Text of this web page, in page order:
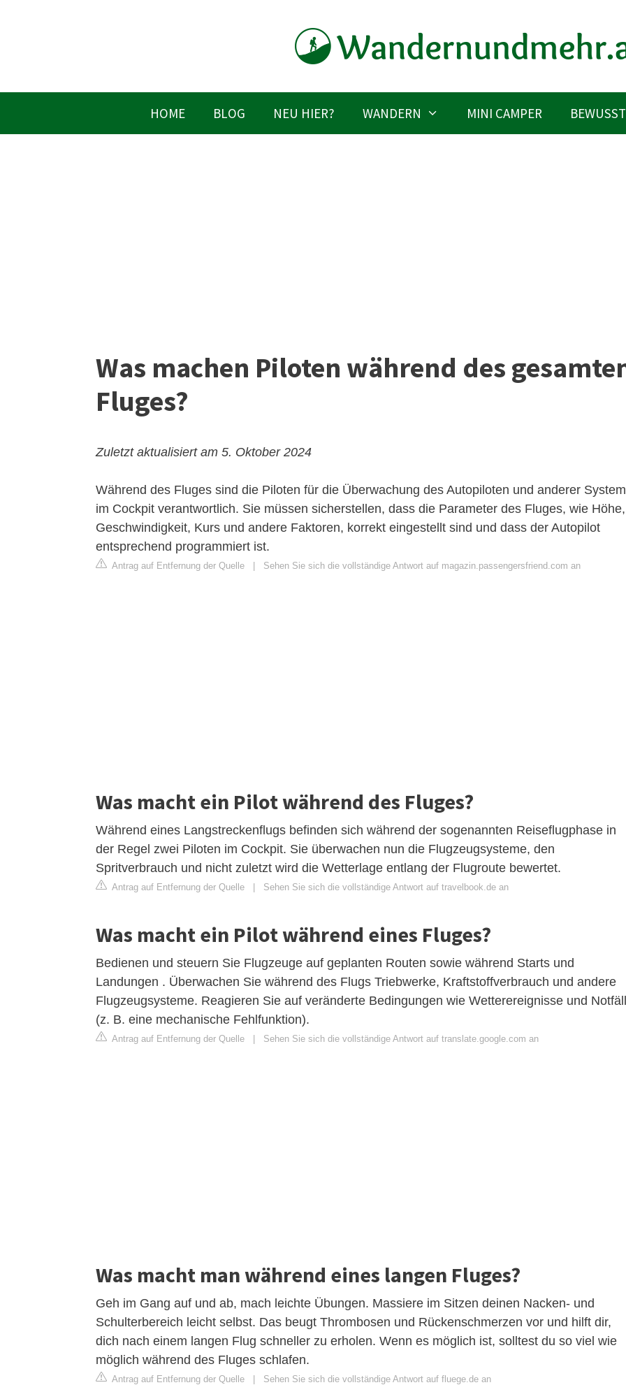
HOME BLOG NEU HIER? WANDERN MINI CAMPER
Was machen Piloten während des
Fluges?
Zuletzt aktualisiert am 5. Oktober 2024
Während des Fluges sind die Piloten für die Überwachung des Autopiloten und anderer
im Cockpit verantwortlich. Sie müssen sicherstellen, dass die Parameter des Fluges, wie Höhe,
Geschwindigkeit, Kurs und andere Faktoren, korrekt eingestellt sind und dass der Autopilot
entsprechend programmiert ist.
Antrag auf Entfernung der Quelle Sehen Sie sich die vollständige Antwort auf magazin.passengersfriend.com an
Was macht ein Pilot während des Fluges?
Während eines Langstreckenflugs befinden sich während der sogenannten Reiseflugphase in
der Regel zwei Piloten im Cockpit. Sie überwachen nun die Flugzeugsysteme, den
Spritverbrauch und nicht zuletzt wird die Wetterlage entlang der Flugroute bewertet.
Antrag auf Entfernung der Quelle Sehen Sie sich die vollständige Antwort auf travelbook.de an
Was macht ein Pilot während eines Fluges?
Bedienen und steuern Sie Flugzeuge auf geplanten Routen sowie während Starts und
Landungen . Überwachen Sie während des Flugs Triebwerke, Kraftstoffverbrauch und andere
Flugzeugsysteme. Reagieren Sie auf veränderte Bedingungen wie Wetterereignisse und
(z. B. eine mechanische Fehlfunktion).
Antrag auf Entfernung der Quelle Sehen Sie sich die vollständige Antwort auf translate.google.com an
Was macht man während eines langen Fluges?
Geh im Gang auf und ab, mach leichte Übungen. Massiere im Sitzen deinen Nacken- und
Schulterbereich leicht selbst. Das beugt Thrombosen und Rückenschmerzen vor und hilft dir,
dich nach einem langen Flug schneller zu erholen. Wenn es möglich ist, solltest du so viel wie
möglich während des Fluges schlafen.
Antrag auf Entfernung der Quelle Sehen Sie sich die vollständige Antwort auf fluege.de an